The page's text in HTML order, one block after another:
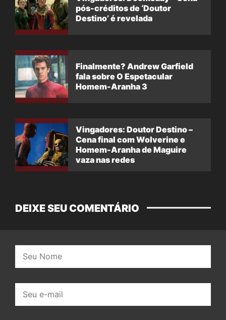
pós-créditos de ‘Doutor
Destino’ é revelada
Finalmente? Andrew Garfield
fala sobre O Espetacular
Homem-Aranha 3
Vingadores: Doutor Destino –
Cena final com Wolverine e
Homem-Aranha de Maguire
vaza nas redes
DEIXE SEU COMENTÁRIO
mail: